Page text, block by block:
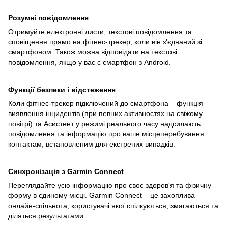
Розумні повідомлення
Отримуйте електронні листи, текстові повідомлення та
сповіщення прямо на фітнес-трекер, коли він з'єднаний зі
смартфоном. Також можна відповідати на текстові
повідомлення, якщо у вас є смартфон з Android.
Функції безпеки і відстеження
Коли фітнес-трекер підключений до смартфона – функція
виявлення інцидентів (при певних активностях на свіжому
повітрі) та Асистент у режимі реального часу надсилають
повідомлення та інформацію про ваше місцеперебування
контактам, встановленим для екстрених випадків.
Синхронізація з Garmin Connect
Переглядайте усю інформацію про своє здоров'я та фізичну
форму в єдиному місці. Garmin Connect – це захоплива
онлайн-спільнота, користувачі якої спілкуються, змагаються та
діляться результатами.